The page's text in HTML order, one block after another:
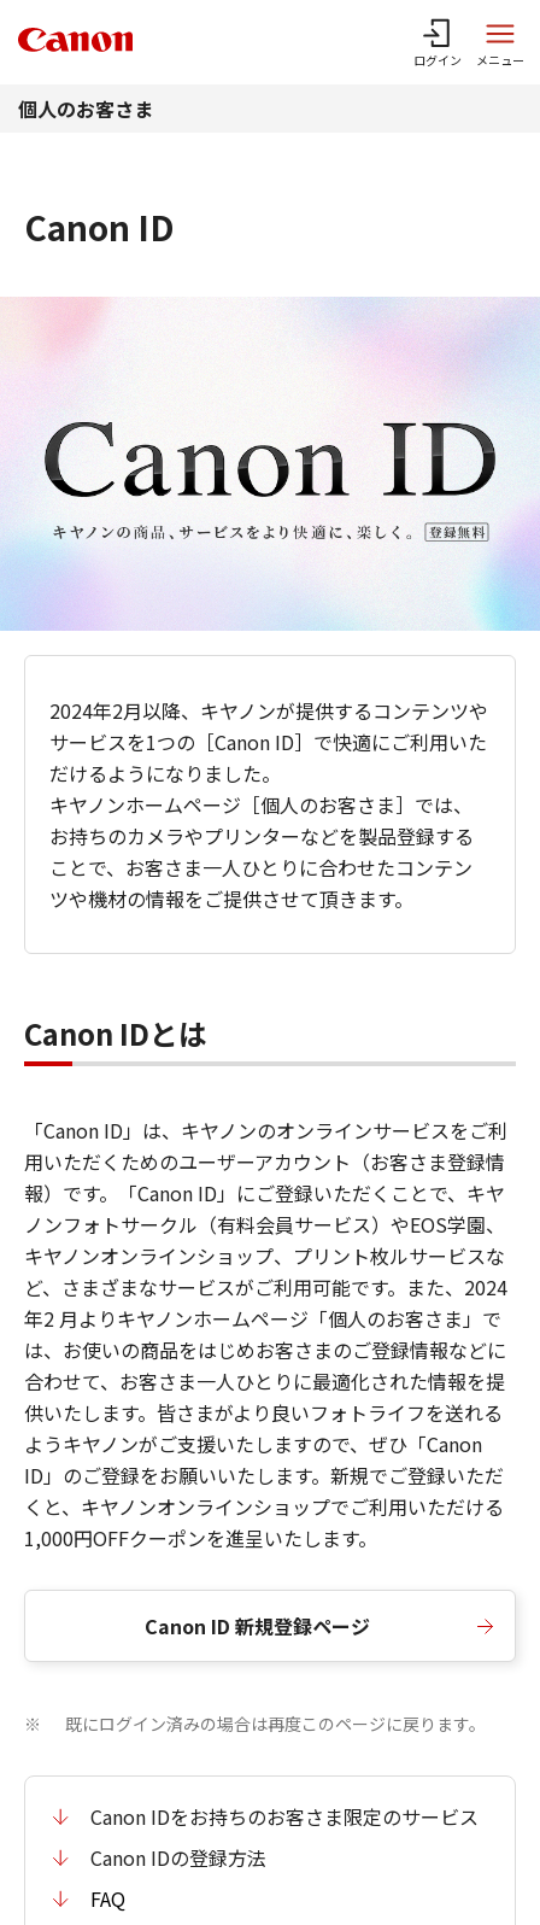
ログイン メニュー
個人のお客さま
Canon ID
2024年2月以降、キヤノンが提供するコンテンツや
サービスを1つの［Canon ID］で快適にご利用いた
だけるようになりました。
キヤノンホームページ［個人のお客さま］では、
お持ちのカメラやプリンターなどを製品登録する
ことで、お客さま一人ひとりに合わせたコンテン
ツや機材の情報をご提供させて頂きます。
Canon IDとは
「Canon ID」は、キヤノンのオンラインサービスをご利
用いただくためのユーザーアカウント（お客さま登録情
報）です。「Canon ID」にご登録いただくことで、キヤ
ノンフォトサークル（有料会員サービス）やEOS学園、
キヤノンオンラインショップ、プリント枚ルサービスな
ど、さまざまなサービスがご利用可能です。また、2024
年2 月よりキヤノンホームページ「個人のお客さま」で
は、お使いの商品をはじめお客さまのご登録情報などに
合わせて、お客さま一人ひとりに最適化された情報を提
供いたします。皆さまがより良いフォトライフを送れる
ようキヤノンがご支援いたしますので、ぜひ「Canon
ID」のご登録をお願いいたします。新規でご登録いただ
くと、キヤノンオンラインショップでご利用いただける
1,000円OFFクーポンを進呈いたします。
Canon ID 新規登録ページ
※ 既にログイン済みの場合は再度このページに戻ります。
Canon IDをお持ちのお客さま限定のサービス
Canon IDの登録方法
FAQ